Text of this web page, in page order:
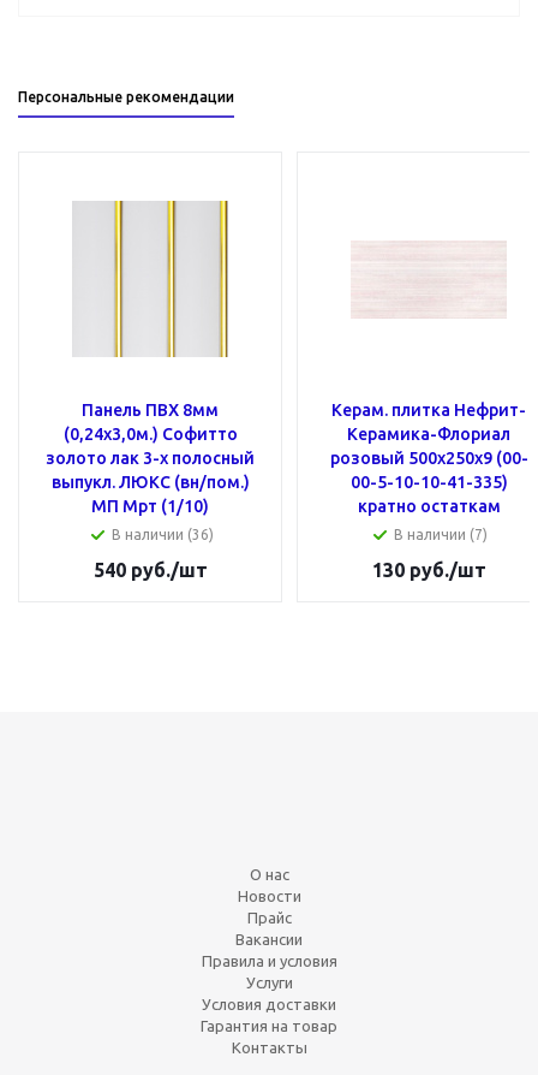
Персональные рекомендации
Панель ПВХ 8мм
(0,24x3,0м.) Cофитто
золото лак 3-х полосный
выпукл. ЛЮКС (вн/пом.)
МП Мрт (1/10)
В наличии (36)
540руб./шт
Керам. плитка Нефрит-
Керамика-Флориал
розовый 500х250х9 (00-
00-5-10-10-41-335)
кратно остаткам
В наличии (7)
130руб./шт
О нас
Новости
Прайс
Вакансии
Правила и условия
Услуги
Условия доставки
Гарантия на товар
Контакты